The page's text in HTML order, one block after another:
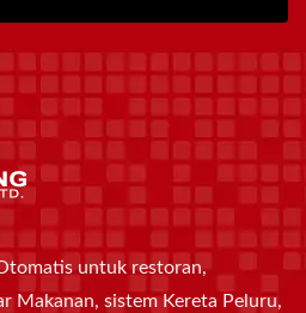
untuk restoran,
Makanan, sistem Kereta Peluru,